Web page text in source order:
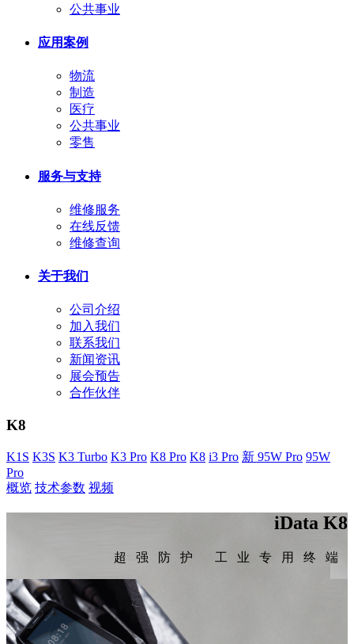
公共事业
应用案例
物流
制造
医疗
公共事业
零售
服务与支持
维修服务
在线反馈
维修查询
关于我们
公司介绍
加入我们
联系我们
新闻资讯
展会预告
合作伙伴
K8
K1S K3S K3 Turbo K3 Pro K8 Pro K8 i3 Pro 新 95W Pro 95W
Pro
概览 技术参数 视频
iData K8
超强防护 工业专用终端